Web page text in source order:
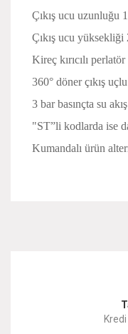
Çıkış ucu uzunluğu
Çıkış ucu yüksekliği
Kireç kırıcılı perlatör
360° döner çıkış uçlu
3 bar basınçta su
"ST”li kodlarda ise
Kumandalı ürün
Ürün resmi